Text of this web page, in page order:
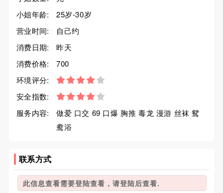
小姐年龄:
25岁-30岁
营业时间:
自己约
消费日期:
昨天
消费价格:
700
环境评分:
安全指数:
服务内容:
做爱 口交 69 口爆 胸推 毒龙 漫游 丝袜 鸳
鸯浴
联系方式
此信息查看需要登陆查看，请登陆后查看.